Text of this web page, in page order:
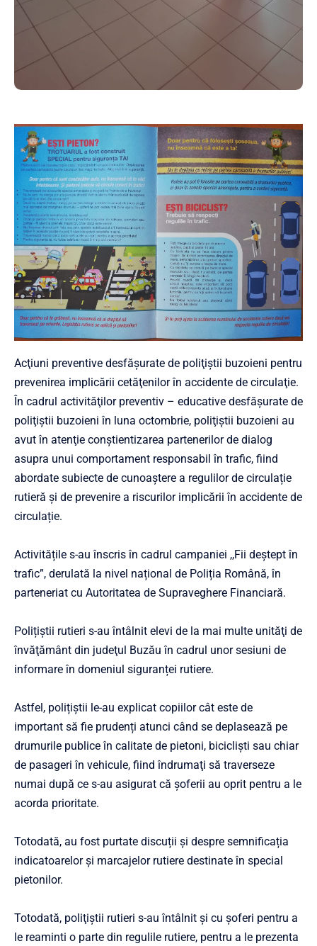
Acţiuni preventive desfăşurate de poliţiştii buzoieni pentru
prevenirea implicării cetăţenilor în accidente de circulaţie.
În cadrul activităţilor preventiv – educative desfăşurate de
poliţiştii buzoieni în luna octombrie, poliţiştii buzoieni au
avut în atenţie conştientizarea partenerilor de dialog
asupra unui comportament responsabil în trafic, fiind
abordate subiecte de cunoaștere a regulilor de circulație
rutieră și de prevenire a riscurilor implicării în accidente de
circulație.
Activitățile s-au înscris în cadrul campaniei ,,Fii deștept în
trafic”, derulată la nivel național de Poliția Română, în
parteneriat cu Autoritatea de Supraveghere Financiară.
Polițiștii rutieri s-au întâlnit elevi de la mai multe unităţi de
învăţământ din judeţul Buzău în cadrul unor sesiuni de
informare în domeniul siguranței rutiere.
Astfel, polițiștii le-au explicat copiilor cât este de
important să fie prudenți atunci când se deplasează pe
drumurile publice în calitate de pietoni, biciclişti sau chiar
de pasageri în vehicule, fiind îndrumaţi să traverseze
numai după ce s-au asigurat că şoferii au oprit pentru a le
acorda prioritate.
Totodată, au fost purtate discuții și despre semnificația
indicatoarelor și marcajelor rutiere destinate în special
pietonilor.
Totodată, poliţiştii rutieri s-au întâlnit şi cu şoferi pentru a
le reaminti o parte din regulile rutiere, pentru a le prezenta